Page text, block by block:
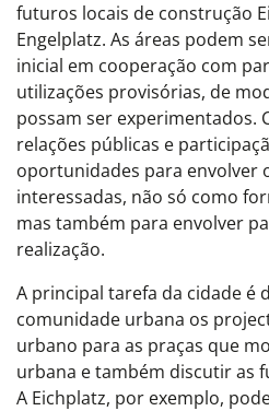
futuros locais de construção
Engelplatz. As áreas podem
inicial em cooperação com
utilizações provisórias, de
possam ser experimentados.
relações públicas e
oportunidades para envolver
interessadas, não só como
mas também para envolver
realização.
A principal tarefa da cidade é
comunidade urbana os
urbano para as praças que
urbana e também discutir as
A Eichplatz, por exemplo,